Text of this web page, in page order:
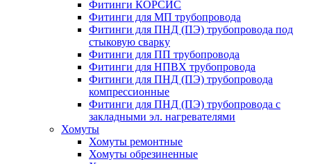
Фитинги КОРСИС
Фитинги для МП трубопровода
Фитинги для ПНД (ПЭ) трубопровода под
стыковую сварку
Фитинги для ПП трубопровода
Фитинги для НПВХ трубопровода
Фитинги для ПНД (ПЭ) трубопровода
компрессионные
Фитинги для ПНД (ПЭ) трубопровода с
закладными эл. нагревателями
Хомуты
Хомуты ремонтные
Хомуты обрезиненные